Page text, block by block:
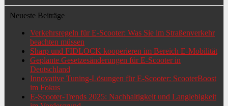
Neueste Beiträge
Verkehrsregeln für E-Scooter: Was Sie im Straßenverkehr
beachten müssen
Sharp und FIDLOCK kooperieren im Bereich E-Mobilität
Geplante Gesetzesänderungen für E-Scooter in
Deutschland
Innovative Tuning-Lösungen für E-Scooter: ScooterBoost
im Fokus
E-Scooter-Trends 2025: Nachhaltigkeit und Langlebigkeit